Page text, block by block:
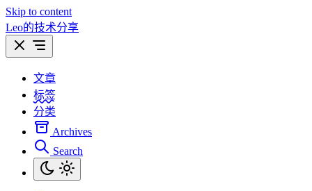
Skip to content
Leo的技术分享
文章
标签
分类
Archives
Search